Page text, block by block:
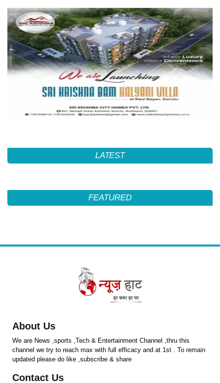
LATEST
FEATURED
About Us
We are News ,sports ,Tech & Entertainment Channel ,thru this
channel we try to reach max with full efficacy and at 1st . To remain
updated please do like ,subscribe & share
Contact Us